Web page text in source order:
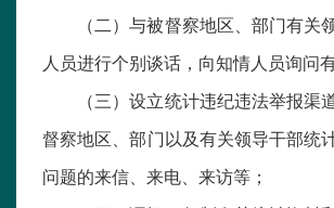
（二）与被督察地区、部门有关
人员进行个别谈话，向知情人员询问
（三）设立统计违纪违法举报渠
督察地区、部门以及有关领导干部统
问题的来信、来电、来访等；